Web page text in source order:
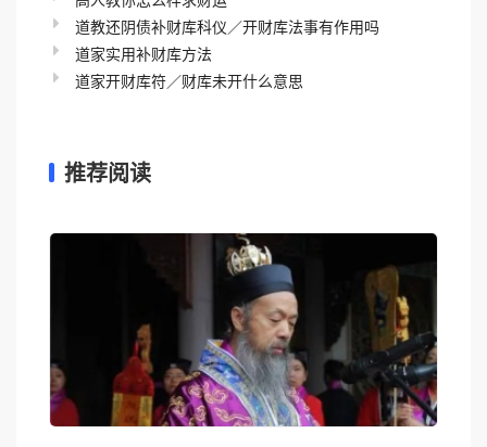
道教还阴债补财库科仪／开财库法事有作用吗
道家实用补财库方法
道家开财库符／财库未开什么意思
推荐阅读